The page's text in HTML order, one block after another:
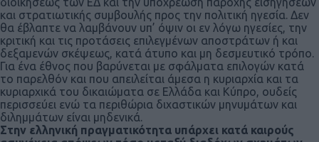
και στρατιωτικής συμβουλής προς την πολιτική ηγεσία. Δεν
θα έβλαπτε να λαμβάνουν υπ’ όψιν οι εν λόγω ηγεσίες, την
κριτική και τις προτάσεις επιλεγμένων αποστράτων ή και
δεξαμενών σκέψεως, κατά άτυπο και μη δεσμευτικό τρόπο.
Για ένα έθνος που βαρύνεται με σφάλματα επιλογών κατά
το παρελθόν και που απειλείται άμεσα η κυριαρχία και τα
κυριαρχικά του δικαιώματα σε Ελλάδα και Κύπρο, ουδείς
περισσεύει ενώ τα περιθώρια διχαστικών μηνυμάτων και
διλημμάτων είναι μηδενικά.
Στην ελληνική πραγματικότητα υπάρχει κατά καιρούς